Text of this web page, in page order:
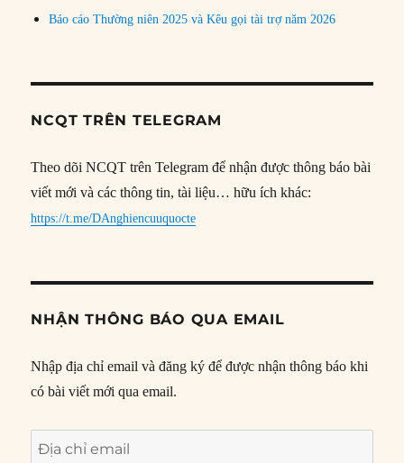
Báo cáo Thường niên 2025 và Kêu gọi tài trợ năm 2026
NCQT TRÊN TELEGRAM
Theo dõi NCQT trên Telegram để nhận được thông báo bài
viết mới và các thông tin, tài liệu… hữu ích khác:
https://t.me/DAnghiencuuquocte
NHẬN THÔNG BÁO QUA EMAIL
Nhập địa chỉ email và đăng ký để được nhận thông báo khi
có bài viết mới qua email.
Địa